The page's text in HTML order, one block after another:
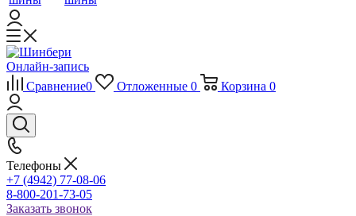
Онлайн-запись
Сравнение0 Отложенные 0 Корзина 0
Телефоны
+7 (4942) 77-08-06
8-800-201-73-05
Заказать звонок